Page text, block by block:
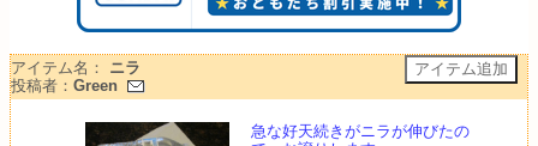
アイテム名： ニラ
投稿者： Green
急な好天続きがニラが伸びたの